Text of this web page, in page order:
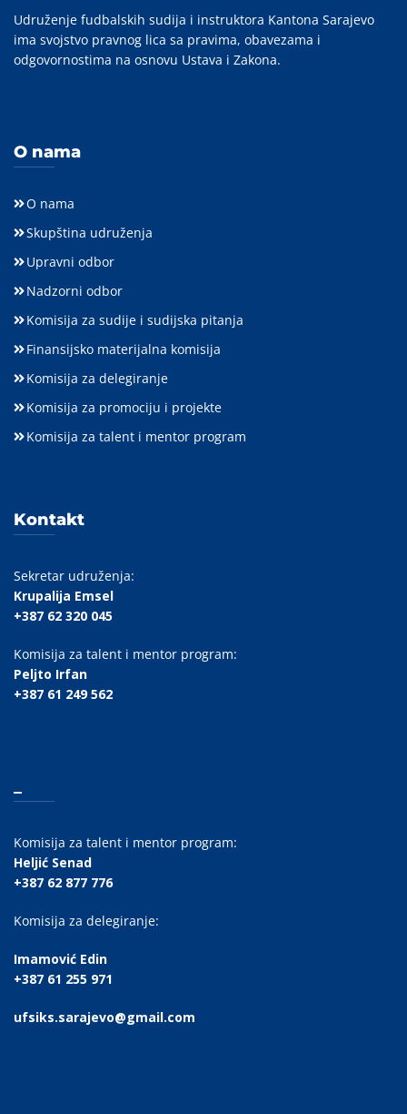
Udruženje fudbalskih sudija i instruktora Kantona Sarajevo
ima svojstvo pravnog lica sa pravima, obavezama i
odgovornostima na osnovu Ustava i Zakona.
O nama
O nama
Skupština udruženja
Upravni odbor
Nadzorni odbor
Komisija za sudije i sudijska pitanja
Finansijsko materijalna komisija
Komisija za delegiranje
Komisija za promociju i projekte
Komisija za talent i mentor program
Kontakt
Sekretar udruženja:
Krupalija Emsel
+387 62 320 045
Komisija za talent i mentor program:
Peljto Irfan
+387 61 249 562
Komisija za talent i mentor program:
Heljić Senad
+387 62 877 776
Komisija za delegiranje:
Imamović Edin
+387 61 255 971
ufsiks.sarajevo@gmail.com